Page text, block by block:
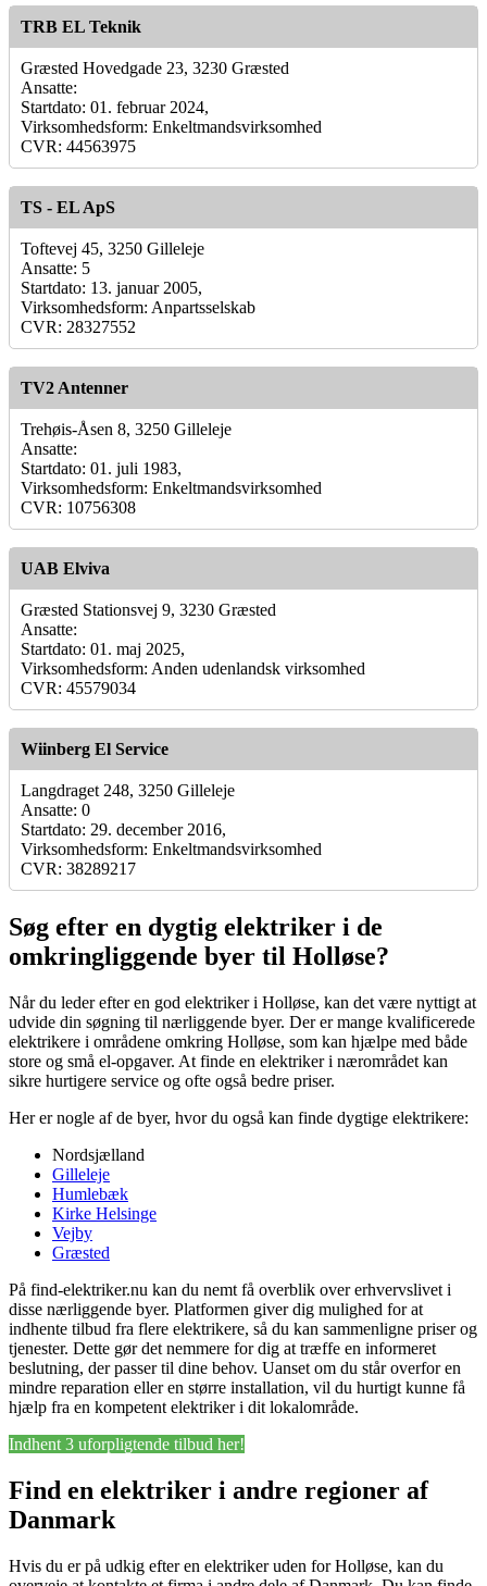
TRB EL Teknik
Græsted Hovedgade 23, 3230 Græsted
Ansatte:
Startdato: 01. februar 2024,
Virksomhedsform: Enkeltmandsvirksomhed
CVR: 44563975
TS - EL ApS
Toftevej 45, 3250 Gilleleje
Ansatte: 5
Startdato: 13. januar 2005,
Virksomhedsform: Anpartsselskab
CVR: 28327552
TV2 Antenner
Trehøis-Åsen 8, 3250 Gilleleje
Ansatte:
Startdato: 01. juli 1983,
Virksomhedsform: Enkeltmandsvirksomhed
CVR: 10756308
UAB Elviva
Græsted Stationsvej 9, 3230 Græsted
Ansatte:
Startdato: 01. maj 2025,
Virksomhedsform: Anden udenlandsk virksomhed
CVR: 45579034
Wiinberg El Service
Langdraget 248, 3250 Gilleleje
Ansatte: 0
Startdato: 29. december 2016,
Virksomhedsform: Enkeltmandsvirksomhed
CVR: 38289217
Søg efter en dygtig elektriker i de
omkringliggende byer til Holløse?
Når du leder efter en god elektriker i Holløse, kan det være nyttigt at
udvide din søgning til nærliggende byer. Der er mange kvalificerede
elektrikere i områdene omkring Holløse, som kan hjælpe med både
store og små el-opgaver. At finde en elektriker i nærområdet kan
sikre hurtigere service og ofte også bedre priser.
Her er nogle af de byer, hvor du også kan finde dygtige elektrikere:
Nordsjælland
Gilleleje
Humlebæk
Kirke Helsinge
Vejby
Græsted
På find-elektriker.nu kan du nemt få overblik over erhvervslivet i
disse nærliggende byer. Platformen giver dig mulighed for at
indhente tilbud fra flere elektrikere, så du kan sammenligne priser og
tjenester. Dette gør det nemmere for dig at træffe en informeret
beslutning, der passer til dine behov. Uanset om du står overfor en
mindre reparation eller en større installation, vil du hurtigt kunne få
hjælp fra en kompetent elektriker i dit lokalområde.
Indhent 3 uforpligtende tilbud her!
Find en elektriker i andre regioner af
Danmark
Hvis du er på udkig efter en elektriker uden for Holløse, kan du